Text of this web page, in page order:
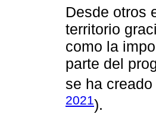
Desde otros
territorio
como la
parte del
se ha creado
2021).